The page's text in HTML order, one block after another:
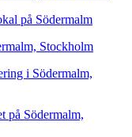
på Södermalm
Stockholm
i Södermalm,
på Södermalm,